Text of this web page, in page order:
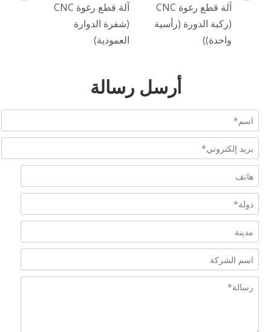
آلة قطع رغوة CNC
(شفرة الدوارة
العمودية)
آلة قطع رغوة CNC
(ركبة الدورة (رأسية
واحدة))
أرسل رسالة